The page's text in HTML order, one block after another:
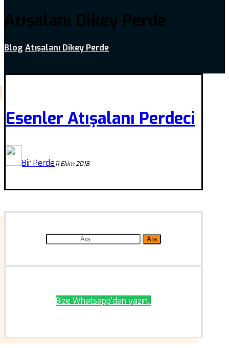
Atışalanı Dikey Perde
Blog Atışalanı Dikey Perde
Esenler Atışalanı Perdeci
Bir Perde11 Ekim 2018
Arama:
Bize Whatsapp'dan yazın..